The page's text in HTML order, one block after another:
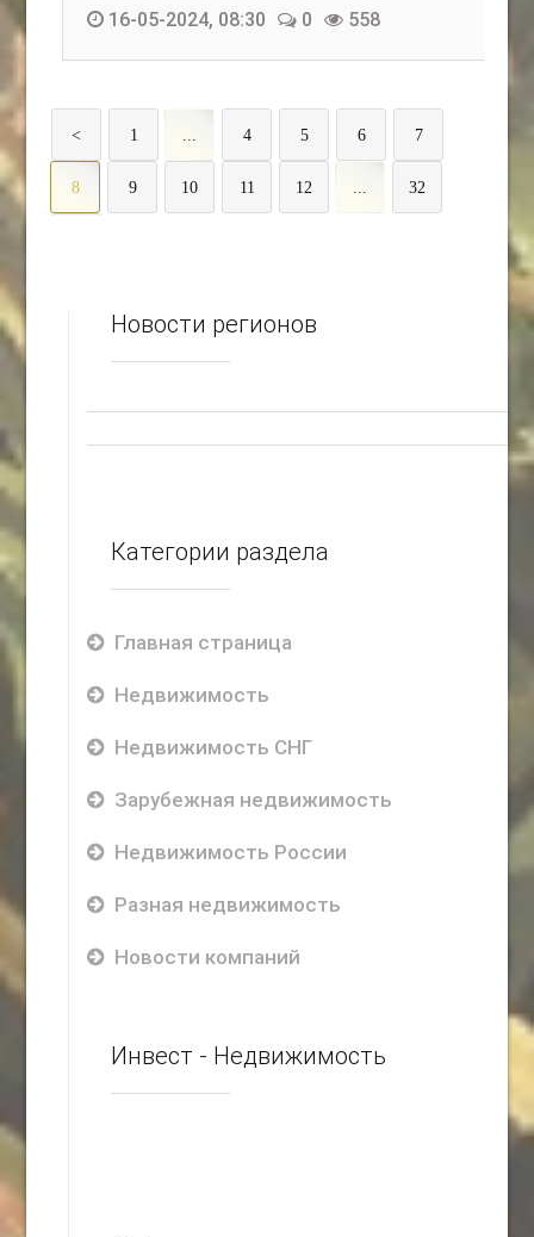
16-05-2024, 08:30 0 558
< 1 ... 4 5 6 7
8 9 10 11 12 ... 32
Новости регионов
Категории раздела
Главная страница
Недвижимость
Недвижимость СНГ
Зарубежная недвижимость
Недвижимость России
Разная недвижимость
Новости компаний
Инвест - Недвижимость